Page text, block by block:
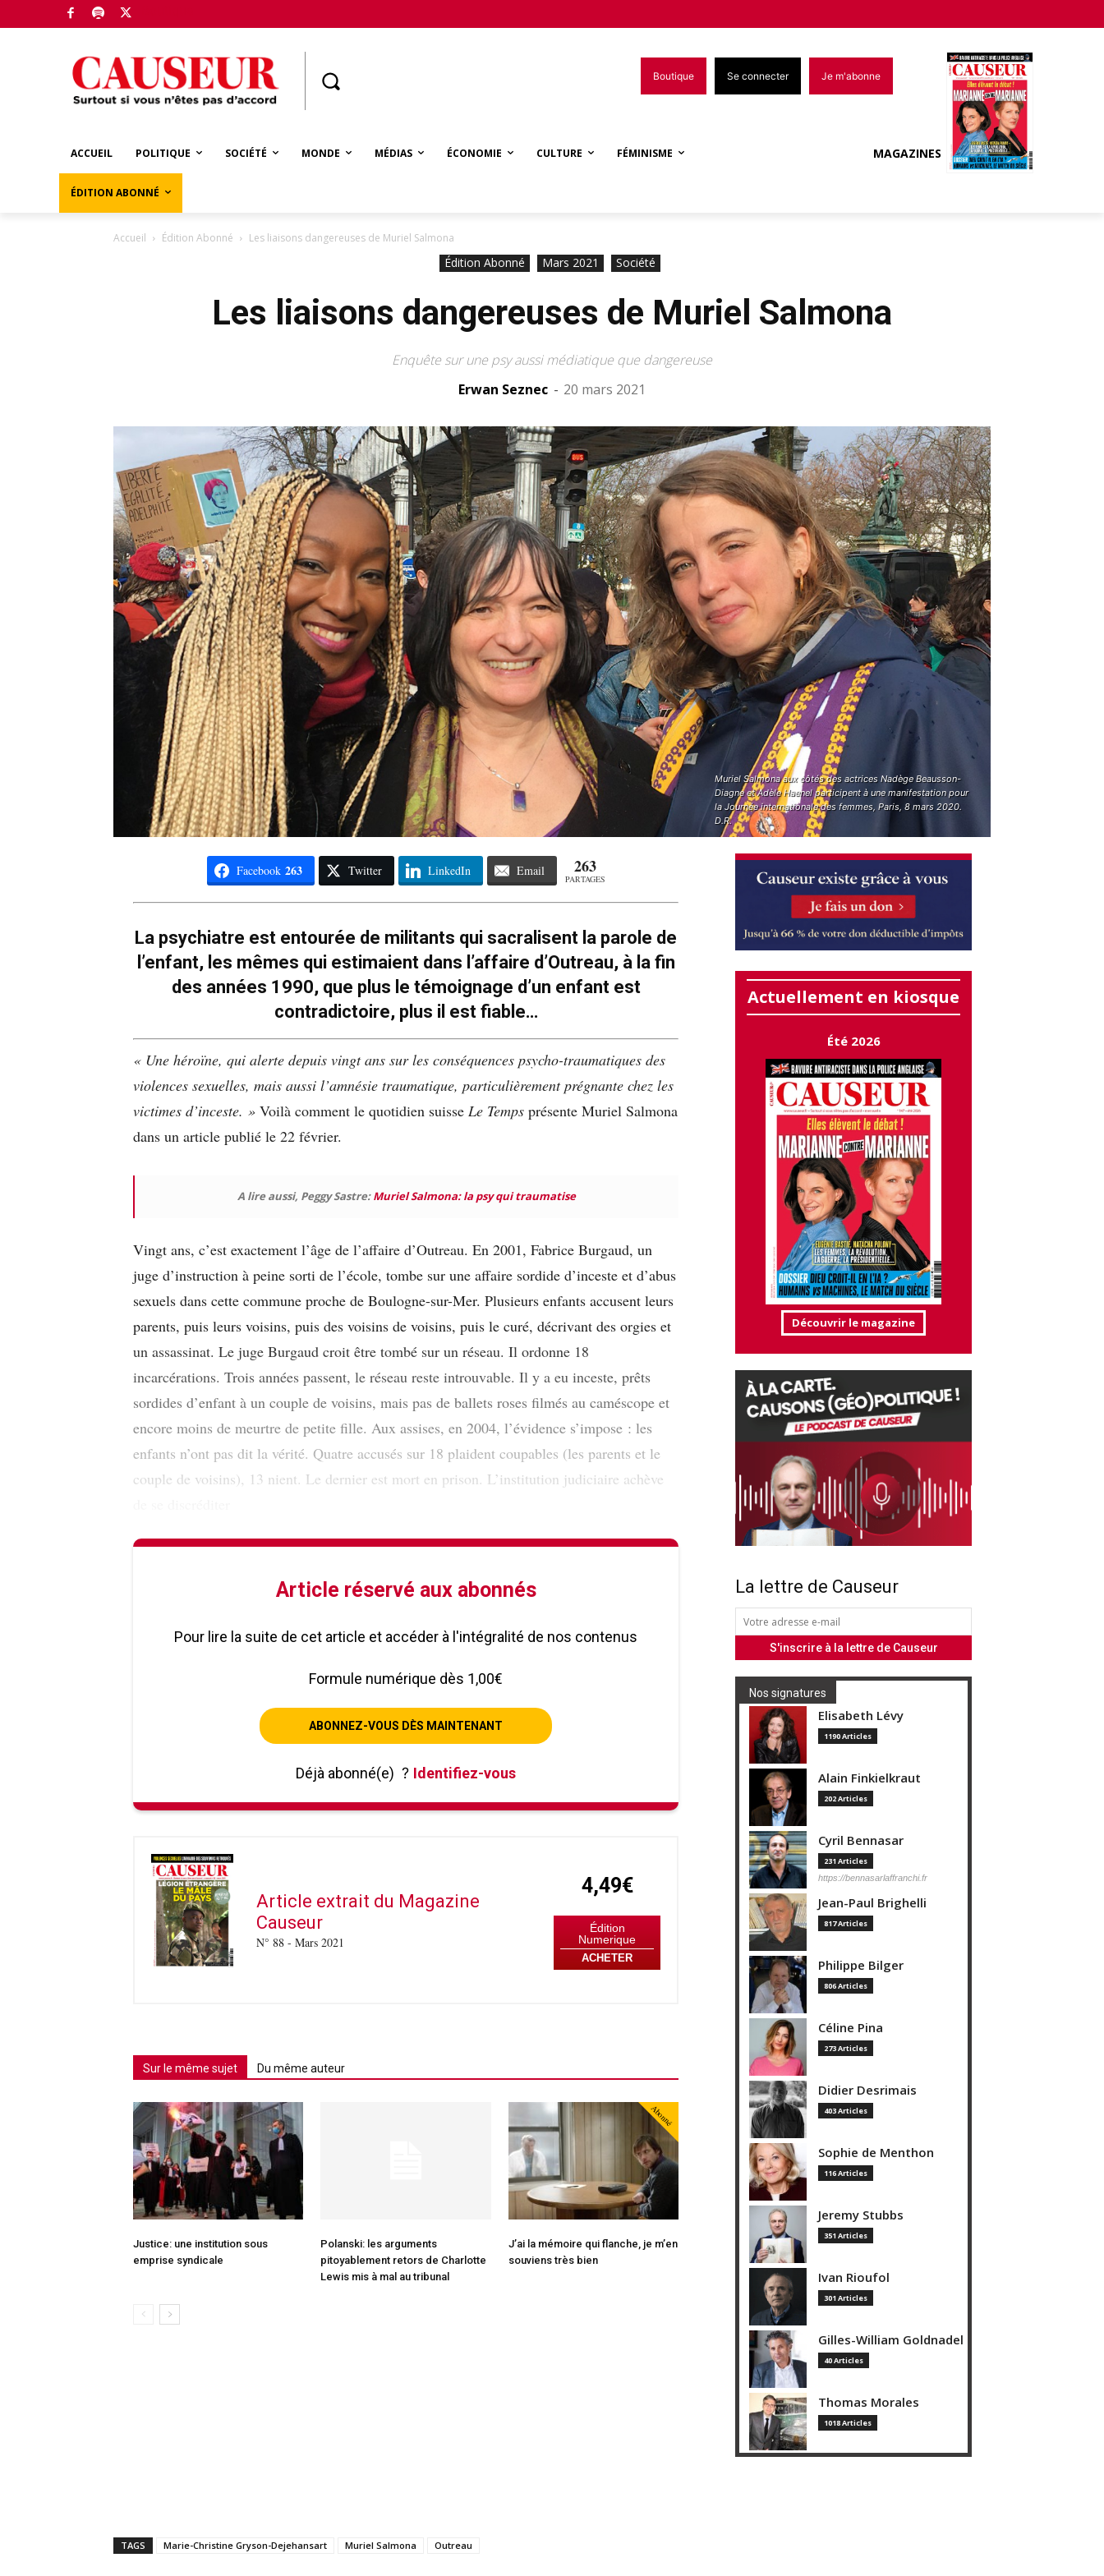
Boutique Se connecter Je m'abonne
ACCUEIL POLITIQUE SOCIÉTÉ MONDE MÉDIAS ÉCONOMIE CULTURE FÉMINISME
ÉDITION ABONNÉ
MAGAZINES
Accueil Édition Abonné Les liaisons dangereuses de Muriel Salmona
Édition Abonné Mars 2021 Société
Les liaisons dangereuses de Muriel Salmona
Enquête sur une psy aussi médiatique que dangereuse
Erwan Seznec - 20 mars 2021
Muriel Salmona aux côtés des actrices Nadège Beausson-
Diagne et Adèle Haenel participent à une manifestation pour
la Journée internationale des femmes, Paris, 8 mars 2020.
D.R.
Facebook 263 Twitter LinkedIn Email 263
PARTAGES
La psychiatre est entourée de militants qui sacralisent la parole de
l’enfant, les mêmes qui estimaient dans l’affaire d’Outreau, à la fin
des années 1990, que plus le témoignage d’un enfant est
contradictoire, plus il est fiable…
« Une héroïne, qui alerte depuis vingt ans sur les conséquences psycho-traumatiques des
violences sexuelles, mais aussi l’amnésie traumatique, particulièrement prégnante chez les
victimes d’inceste. » Voilà comment le quotidien suisse Le Temps présente Muriel Salmona
dans un article publié le 22 février.
A lire aussi, Peggy Sastre:Muriel Salmona: la psy qui traumatise
Vingt ans, c’est exactement l’âge de l’affaire d’Outreau. En 2001, Fabrice Burgaud, un
juge d’instruction à peine sorti de l’école, tombe sur une affaire sordide d’inceste et d’abus
sexuels dans cette commune proche de Boulogne-sur-Mer. Plusieurs enfants accusent leurs
parents, puis leurs voisins, puis des voisins de voisins, puis le curé, décrivant des orgies et
un assassinat. Le juge Burgaud croit être tombé sur un réseau. Il ordonne 18
incarcérations. Trois années passent, le réseau reste introuvable. Il y a eu inceste, prêts
sordides d’enfant à un couple de voisins, mais pas de ballets roses filmés au caméscope et
encore moins de meurtre de petite fille. Aux assises, en 2004, l’évidence s’impose : les
enfants n’ont pas dit la vérité. Quatre accusés sur 18 plaident coupables (les parents et le
couple de voisins), 13 nient. Le dernier est mort en prison. L’institution judiciaire achève
Article réservé aux abonnés
Pour lire la suite de cet article et accéder à l'intégralité de nos contenus
Formule numérique dès 1,00€
ABONNEZ-VOUS DÈS MAINTENANT
Déjà abonné(e) ? Identifiez-vous
Article extrait du Magazine
Causeur
N° 88 - Mars 2021
4,49€
Édition
Numerique
ACHETER
Sur le même sujet Du même auteur
Justice: une institution sous
emprise syndicale
Polanski: les arguments
pitoyablement retors de Charlotte
Lewis mis à mal au tribunal
Abonné
J’ai la mémoire qui flanche, je m’en
souviens très bien
Actuellement en kiosque
Été 2026
Découvrir le magazine
La lettre de Causeur
Nos signatures
Elisabeth Lévy
1190 Articles
Alain Finkielkraut
202 Articles
Cyril Bennasar
231 Articles
https://bennasarlaffranchi.fr
Jean-Paul Brighelli
817 Articles
Philippe Bilger
806 Articles
Céline Pina
273 Articles
Didier Desrimais
403 Articles
Sophie de Menthon
116 Articles
Jeremy Stubbs
351 Articles
Ivan Rioufol
301 Articles
Gilles-William Goldnadel
40 Articles
Thomas Morales
1018 Articles
TAGS Marie-Christine Gryson-Dejehansart Muriel Salmona Outreau